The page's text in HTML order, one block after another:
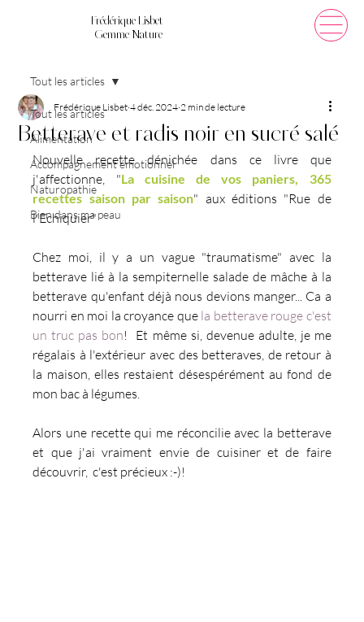
Frédérique Lisbet
Gemme Nature
Tout les articles
Alimentation
Accompagnement émotionnel
Naturopathie
Bien dans ma peau
Tout les articles
Betterave et radis noir en sucré salé
Frédérique Lisbet 4 déc. 2024 2 min de lecture
Nouvelle recette dénichée dans ce livre que
j'affectionne, "La cuisine de vos paniers, 365
recettes saison par saison" aux éditions "Rue de
l'Echiquier"
Chez moi, il y a un vague "traumatisme" avec la
betterave lié à la sempiternelle salade de mâche à la
betterave qu'enfant déjà nous devions manger... Ca a
nourri en moi la croyance que la betterave rouge c'est
un truc pas bon!  Et même si, devenue adulte, je me
régalais à l'extérieur avec des betteraves, de retour à
la maison, elles restaient désespérément au fond de
mon bac à légumes.
Alors une recette qui me réconcilie avec la betterave
et que j'ai vraiment envie de cuisiner et de faire
découvrir,  c'est précieux :-)!